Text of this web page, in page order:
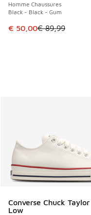
Homme Chaussures
Black - Black - Gum
Cet article est en
€ 50,00€ 89,99
Converse Chuck
Low